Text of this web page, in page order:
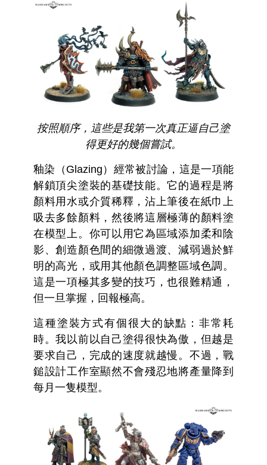
按照順序，這些是我第一次真正逼自己塗
得更好的幾個嘗試。
釉染（Glazing）經常被討論，這是一項能
解鎖頂尖塗裝的基礎技能。它的過程是將
顏料用水或介質稀釋，沾上筆後在紙巾上
吸去多餘顏料，然後將這層極薄的顏料塗
在模型上。你可以用它為區域添加柔和陰
影、創造顏色間的細微過渡、減弱過於鮮
明的高光，或用其他顏色調整區域色調。
這是一項極其多變的技巧，也很難精通，
但一旦掌握，回報極高。
這種塗裝方式有個很大的缺點：非常耗
時。我以前以自己塗得很快為傲，但越是
要求自己，完成的速度就越慢。不過，戰
鎚設計工作室顯然不會殘忍地將產量降到
每月一隻模型。